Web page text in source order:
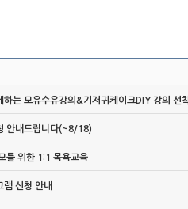
는 모유수유강의&기저귀케이크DIY 강의 선
안내드립니다(~8/18)
를 위한 1:1 목욕교육
램 신청 안내